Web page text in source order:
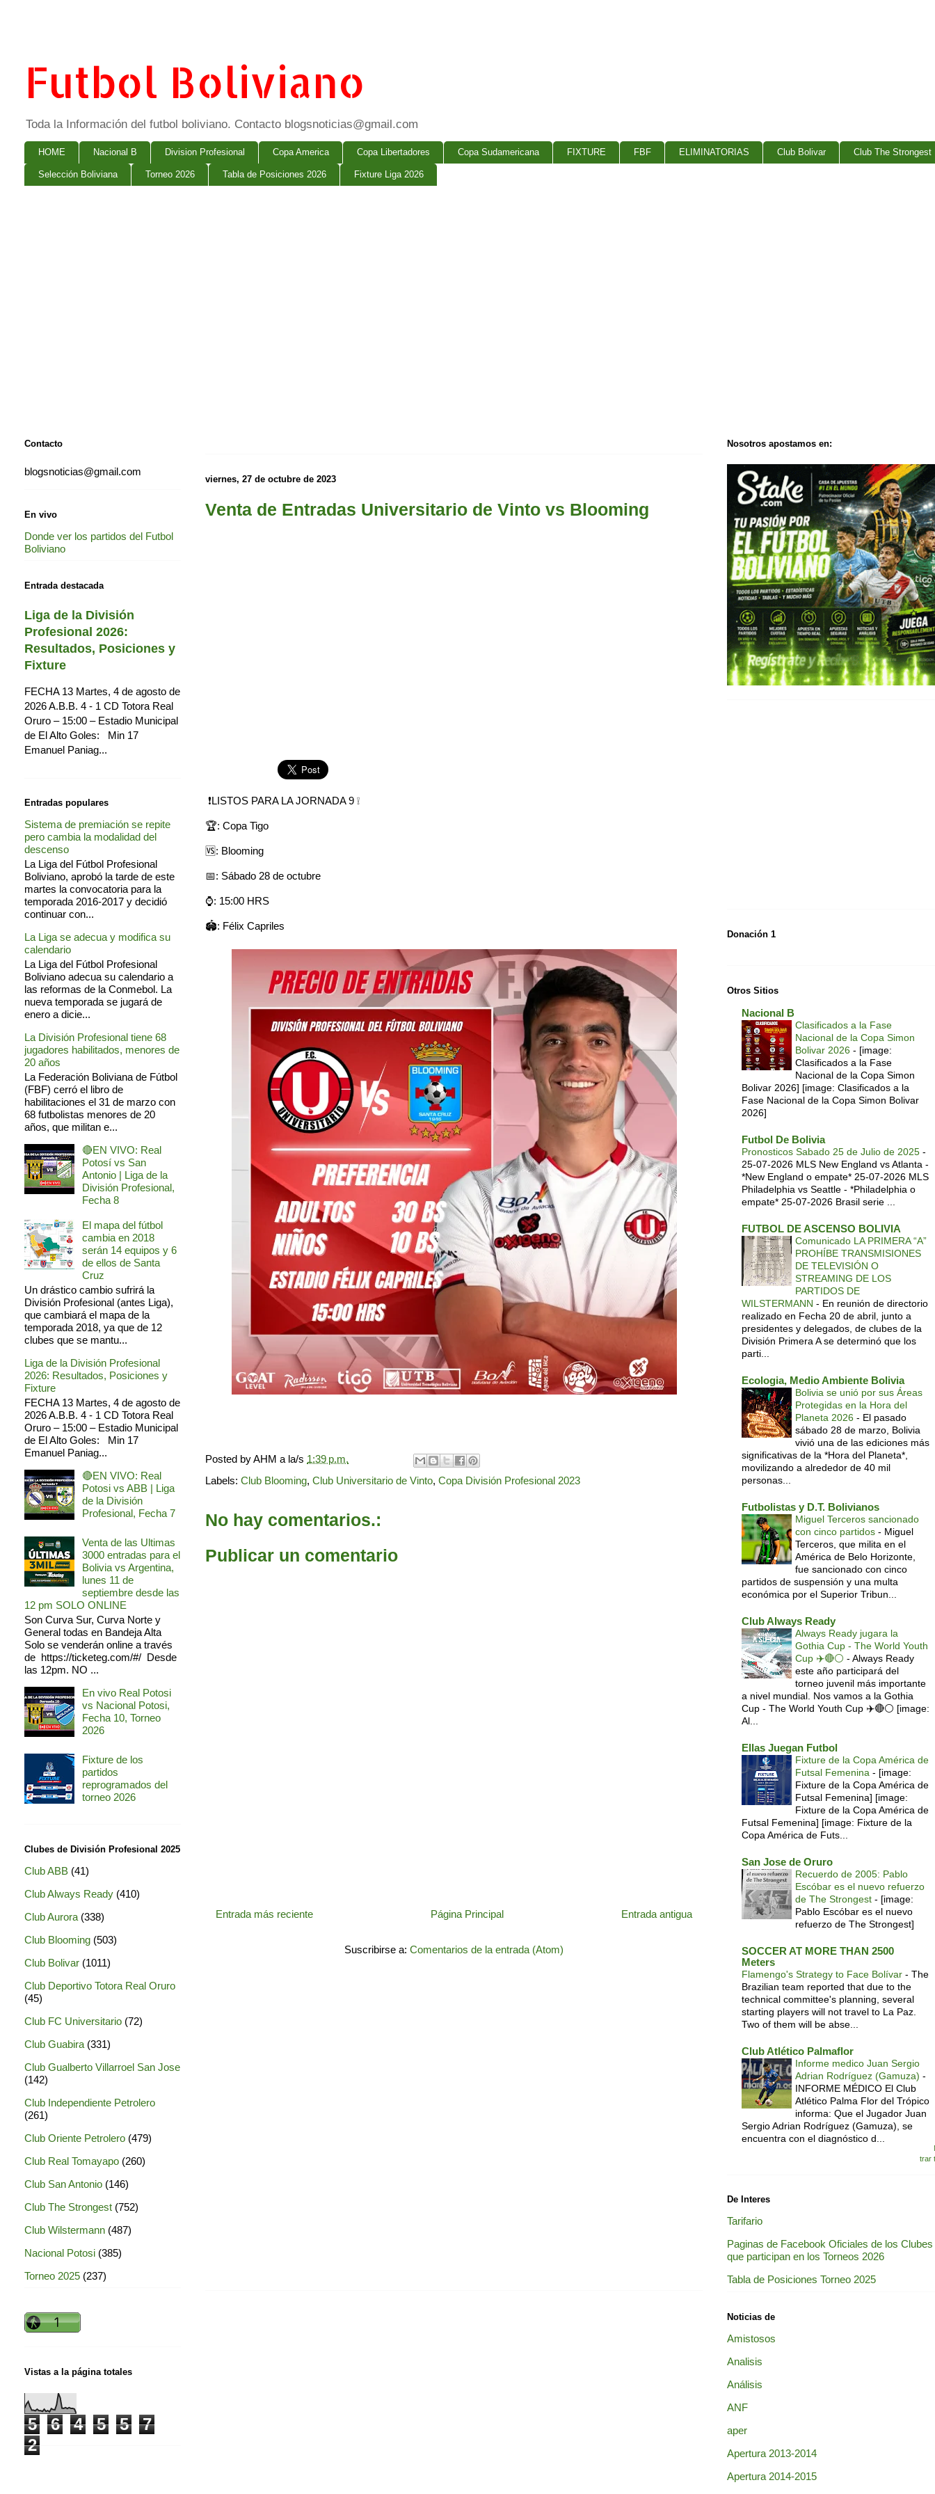
Futbol Boliviano
Toda la Información del futbol boliviano. Contacto blogsnoticias@gmail.com
HOME Nacional B Division Profesional Copa America Copa Libertadores Copa Sudamericana FIXTURE FBF ELIMINATORIAS Club Bolivar Club The Strongest
Selección Boliviana Torneo 2026 Tabla de Posiciones 2026 Fixture Liga 2026
viernes, 27 de octubre de 2023
Venta de Entradas Universitario de Vinto vs Blooming
❗LISTOS PARA LA JORNADA 9 ❕
🏆: Copa Tigo
🆚: Blooming
📅: Sábado 28 de octubre
⌚: 15:00 HRS
🏟️: Félix Capriles
Posted byAHM a la/s 1:39 p.m.
Labels: Club Blooming, Club Universitario de Vinto, Copa División Profesional 2023
No hay comentarios.:
Publicar un comentario
Entrada más reciente Entrada antigua
Página Principal
Suscribirse a: Comentarios de la entrada (Atom)
Contacto
blogsnoticias@gmail.com
En vivo
Donde ver los partidos del Futbol
Boliviano
Entrada destacada
Liga de la División
Profesional 2026:
Resultados, Posiciones y
Fixture
FECHA 13 Martes, 4 de agosto de
2026 A.B.B. 4 - 1 CD Totora Real
Oruro – 15:00 – Estadio Municipal
de El Alto Goles: Min 17
Emanuel Paniag...
Entradas populares
Sistema de premiación se repite
pero cambia la modalidad del
descenso
La Liga del Fútbol Profesional
Boliviano, aprobó la tarde de este
martes la convocatoria para la
temporada 2016-2017 y decidió
continuar con...
La Liga se adecua y modifica su
calendario
La Liga del Fútbol Profesional
Boliviano adecua su calendario a
las reformas de la Conmebol. La
nueva temporada se jugará de
enero a dicie...
La División Profesional tiene 68
jugadores habilitados, menores de
20 años
La Federación Boliviana de Fútbol
(FBF) cerró el libro de
habilitaciones el 31 de marzo con
68 futbolistas menores de 20
años, que militan e...
🔴EN VIVO: Real
Potosí vs San
Antonio | Liga de la
División Profesional,
Fecha 8
El mapa del fútbol
cambia en 2018
serán 14 equipos y 6
de ellos de Santa
Cruz
Un drástico cambio sufrirá la
División Profesional (antes Liga),
que cambiará el mapa de la
temporada 2018, ya que de 12
clubes que se mantu...
Liga de la División Profesional
2026: Resultados, Posiciones y
Fixture
FECHA 13 Martes, 4 de agosto de
2026 A.B.B. 4 - 1 CD Totora Real
Oruro – 15:00 – Estadio Municipal
de El Alto Goles: Min 17
Emanuel Paniag...
🔴EN VIVO: Real
Potosi vs ABB | Liga
de la División
Profesional, Fecha 7
Venta de las Ultimas
3000 entradas para el
Bolivia vs Argentina,
lunes 11 de
septiembre desde las
12 pm SOLO ONLINE
Son Curva Sur, Curva Norte y
General todas en Bandeja Alta
Solo se venderán online a través
de https://ticketeg.com/#/ Desde
las 12pm. NO ...
En vivo Real Potosi
vs Nacional Potosi,
Fecha 10, Torneo
2026
Fixture de los
partidos
reprogramados del
torneo 2026
Clubes de División Profesional 2025
Club ABB (41)
Club Always Ready (410)
Club Aurora (338)
Club Blooming (503)
Club Bolivar (1011)
Club Deportivo Totora Real Oruro
(45)
Club FC Universitario (72)
Club Guabira (331)
Club Gualberto Villarroel San Jose
(142)
Club Independiente Petrolero
(261)
Club Oriente Petrolero (479)
Club Real Tomayapo (260)
Club San Antonio (146)
Club The Strongest (752)
Club Wilstermann (487)
Nacional Potosi (385)
Torneo 2025 (237)
Vistas a la página totales
5 6 4 5 5
7
2
Nosotros apostamos en:
Donación 1
Otros Sitios
Nacional B
Clasificados a la Fase
Nacional de la Copa Simon
Bolivar 2026 - [image:
Clasificados a la Fase
Nacional de la Copa Simon
Bolivar 2026] [image: Clasificados a la
Fase Nacional de la Copa Simon Bolivar
2026]
Futbol De Bolivia
Pronosticos Sabado 25 de Julio de 2025 -
25-07-2026 MLS New England vs Atlanta -
*New England o empate* 25-07-2026 MLS
Philadelphia vs Seattle - *Philadelphia o
empate* 25-07-2026 Brasil serie ...
FUTBOL DE ASCENSO BOLIVIA
Comunicado LA PRIMERA “A”
PROHÍBE TRANSMISIONES
DE TELEVISIÓN O
STREAMING DE LOS
PARTIDOS DE
WILSTERMANN - En reunión de directorio
realizado en Fecha 20 de abril, junto a
presidentes y delegados, de clubes de la
División Primera A se determinó que los
parti...
Ecologia, Medio Ambiente Bolivia
Bolivia se unió por sus Áreas
Protegidas en la Hora del
Planeta 2026 - El pasado
sábado 28 de marzo, Bolivia
vivió una de las ediciones más
significativas de la *Hora del Planeta*,
movilizando a alrededor de 40 mil
personas...
Futbolistas y D.T. Bolivianos
Miguel Terceros sancionado
con cinco partidos - Miguel
Terceros, que milita en el
América de Belo Horizonte,
fue sancionado con cinco
partidos de suspensión y una multa
económica por el Superior Tribun...
Club Always Ready
Always Ready jugara la
Gothia Cup - The World Youth
Cup ✈️🔴⚪️ - Always Ready
este año participará del
torneo juvenil más importante
a nivel mundial. Nos vamos a la Gothia
Cup - The World Youth Cup ✈️🔴⚪️ [image:
Al...
Ellas Juegan Futbol
Fixture de la Copa América de
Futsal Femenina - [image:
Fixture de la Copa América de
Futsal Femenina] [image:
Fixture de la Copa América de
Futsal Femenina] [image: Fixture de la
Copa América de Futs...
San Jose de Oruro
Recuerdo de 2005: Pablo
Escóbar es el nuevo refuerzo
de The Strongest - [image:
Pablo Escóbar es el nuevo
refuerzo de The Strongest]
SOCCER AT MORE THAN 2500
Meters
Flamengo's Strategy to Face Bolívar - The
Brazilian team reported that due to the
technical committee's planning, several
starting players will not travel to La Paz.
Two of them will be abse...
Club Atlético Palmaflor
Informe medico Juan Sergio
Adrian Rodríguez (Gamuza) -
INFORME MÉDICO El Club
Atlético Palma Flor del Trópico
informa: Que el Jugador Juan
Sergio Adrian Rodríguez (Gamuza), se
encuentra con el diagnóstico d...
trar
De Interes
Tarifario
Paginas de Facebook Oficiales de los Clubes
que participan en los Torneos 2026
Tabla de Posiciones Torneo 2025
Noticias de
Amistosos
Analisis
Análisis
ANF
aper
Apertura 2013-2014
Apertura 2014-2015